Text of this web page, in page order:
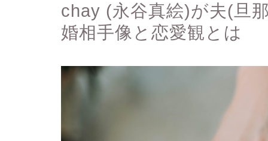
chay (永谷真絵)が夫(旦
婚相手像と恋愛観とは